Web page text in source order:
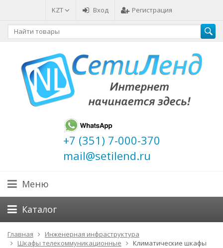
KZT Вход Регистрация
+7 (351) 7-000-370
mail@setilend.ru
Меню
Каталог
Главная
Инженерная инфраструктура
Шкафы телекоммуникационные
Климатические шкафы